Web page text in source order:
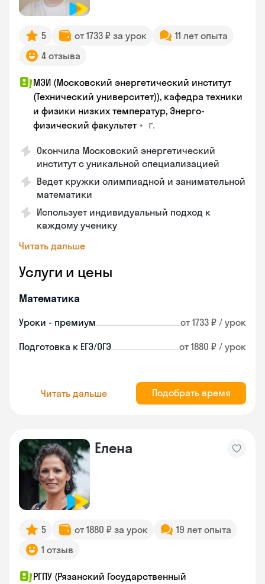
5 от 1733 ₽ за урок
11 лет опыта
4 отзыва
МЭИ (Московский энергетический институт
(Технический университет)), кафедра техники
и физики низких температур, Энерго-
физический факультет • г.
Окончила Московский энергетический
институт с уникальной специализацией
Ведет кружки олимпиадной и занимательной
математики
Использует индивидуальный подход к
каждому ученику
Читать дальше
Услуги и цены
Математика
Уроки - премиум от 1733 ₽ / урок
Подготовка к ЕГЭ/ОГЭ от 1880 ₽ / урок
Читать дальше Подобрать время
Елена
5 от 1880 ₽ за урок
19 лет опыта
1 отзыв
РГПУ (Рязанский Государственный